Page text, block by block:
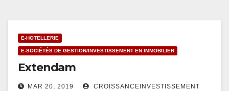
E-HOTELLERIE
E-SOCIÉTÉS DE GESTION/INVESTISSEMENT EN IMMOBILIER
Extendam
MAR 20, 2019 CROISSANCEINVESTISSEMENT